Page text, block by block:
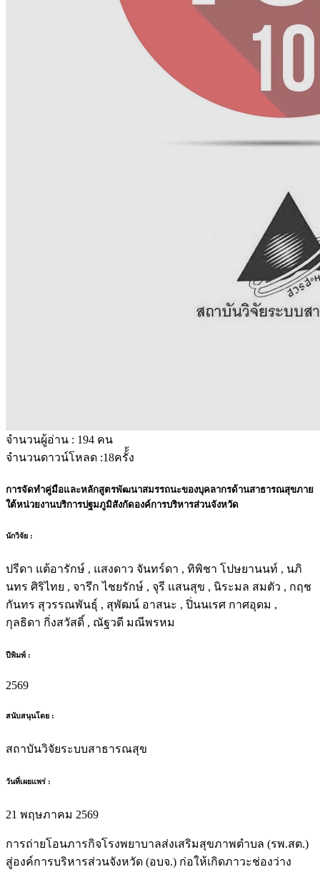
จำนวนผู้อ่าน : 194 คน
จำนวนดาวน์โหลด :18ครั้้ง
การจัดทำคู่มือและหลักสูตรพัฒนาสมรรถนะของบุคลากรด้านสาธารณสุขภาย
ใต้หน่วยงานบริการปฐมภูมิสังกัดองค์การบริหารส่วนจังหวัด
นักวิจัย :
ปรีดา แต้อารักษ์ , แสงดาว จันทร์ดา , ทิพิชา โปษยานนท์ , นภิ
นทร ศิริไทย , จารึก ไชยรักษ์ , จุรี แสนสุข , นิระมล สมตัว , กฤช
กันทร สุวรรณพันธุ์ , สุพัฒน์ อาสนะ , ปิ่นนเรศ กาศอุดม ,
กุลธิดา กิ่งสวัสดิ์ , ณัฐวดี มณีพรหม
ปีพิมพ์ :
2569
สนับสนุนโดย :
สถาบันวิจัยระบบสาธารณสุข
วันที่เผยแพร่ :
21 พฤษภาคม 2569
การถ่ายโอนภารกิจโรงพยาบาลส่งเสริมสุขภาพตำบล (รพ.สต.)
สู่องค์การบริหารส่วนจังหวัด (อบจ.) ก่อให้เกิดภาวะช่องว่าง